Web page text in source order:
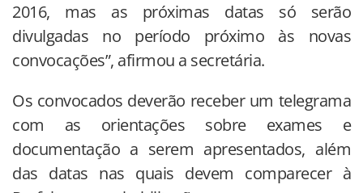
2016, mas as próximas datas só serão
divulgadas no período próximo às novas
convocações”, afirmou a secretária.
Os convocados deverão receber um telegrama
com as orientações sobre exames e
documentação a serem apresentados, além
das datas nas quais devem comparecer à